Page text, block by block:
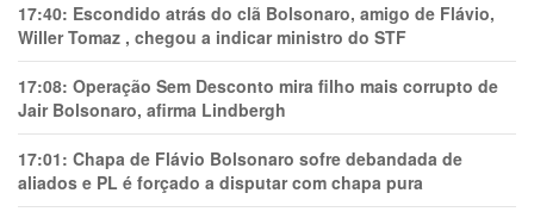
17:40: Escondido atrás do clã Bolsonaro, amigo de Flávio,
Willer Tomaz , chegou a indicar ministro do STF
17:08: Operação Sem Desconto mira filho mais corrupto de
Jair Bolsonaro, afirma Lindbergh
17:01: Chapa de Flávio Bolsonaro sofre debandada de
aliados e PL é forçado a disputar com chapa pura